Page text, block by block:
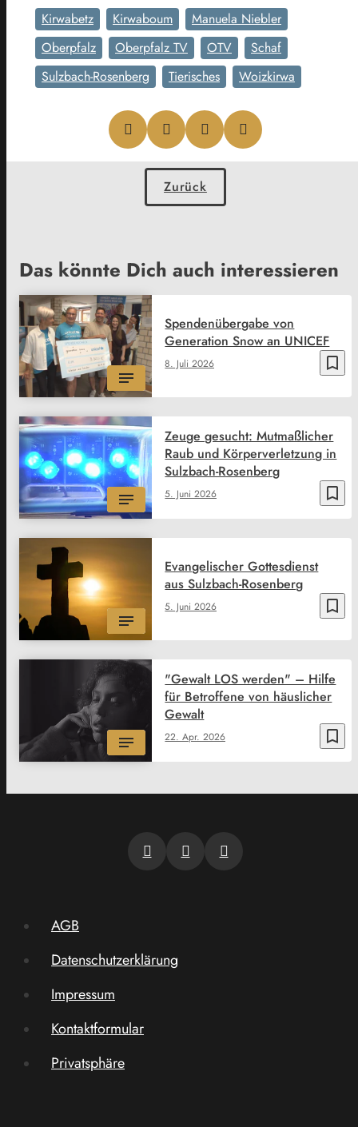
Kirwabetz Kirwaboum
Manuela Niebler
Oberpfalz
Oberpfalz TV OTV
Schaf
Sulzbach-Rosenberg
Tierisches Woizkirwa
Zurück
Das könnte Dich auch interessieren
bookmark_border
8. Juli 2026
Spendenübergabe von
Generation Snow an UNICEF
bookmark_border
5. Juni 2026
Zeuge gesucht: Mutmaßlicher
Raub und Körperverletzung in
Sulzbach-Rosenberg
bookmark_border
5. Juni 2026
Evangelischer Gottesdienst
aus Sulzbach-Rosenberg
bookmark_border
22. Apr. 2026
"Gewalt LOS werden" – Hilfe
für Betroffene von häuslicher
Gewalt
AGB
Datenschutzerklärung
Impressum
Kontaktformular
Privatsphäre